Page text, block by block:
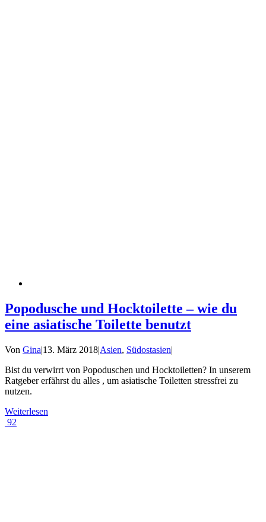
Popodusche und Hocktoilette – wie du
eine asiatische Toilette benutzt
Von Gina|13. März 2018|Asien, Südostasien|
Bist du verwirrt von Popoduschen und Hocktoiletten? In unserem
Ratgeber erfährst du alles , um asiatische Toiletten stressfrei zu
nutzen.
Weiterlesen
92